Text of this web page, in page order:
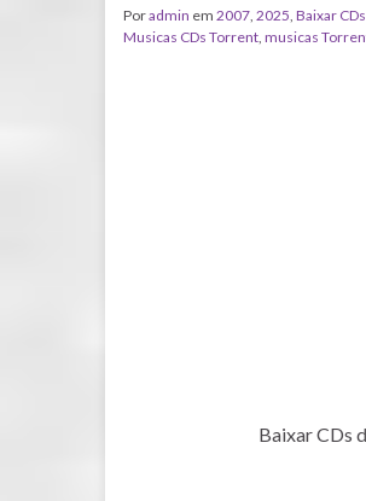
Poradmin em 2007, 2025, Baixar
‎Musicas CDs Torrent, musicas
Baixar CDs